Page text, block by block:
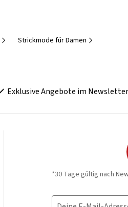
Strickmode für Damen
Exklusive Angebote im Newsletter
*30 Tage gültig nach